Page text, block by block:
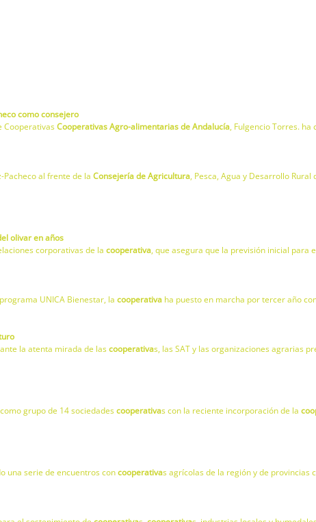
como consejero
CooperativasCooperativas Agro-alimentarias de Andalucía, Fulgencio Torres.
al frente de la Consejería de Agricultura, Pesca, Agua y Desarrollo Rural
olivar en años
corporativas de la cooperativa, que asegura que la previsión inicial para
UNICA Bienestar, la cooperativa ha puesto en marcha por tercer año
la atenta mirada de lascooperativas, las SAT y las organizaciones agrarias
grupo de 14 sociedadescooperativas con la reciente incorporación de la
una serie de encuentros concooperativas agrícolas de la región y de